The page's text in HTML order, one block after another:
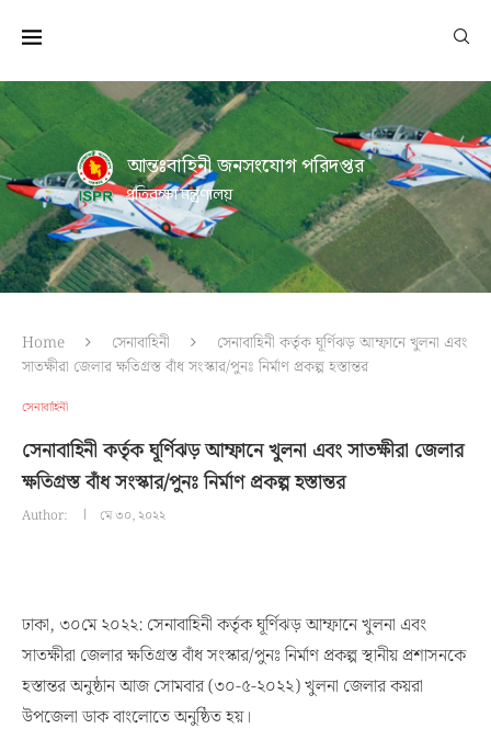
আন্তঃবাহিনী জনসংযোগ পরিদপ্তর
প্রতিরক্ষা মন্ত্রণালয়
Home সেনাবাহিনী
সেনাবাহিনী কর্তৃক ঘূর্ণিঝড় আম্ফানে খুলনা এবং
সাতক্ষীরা জেলার ক্ষতিগ্রস্ত বাঁধ সংস্কার/পুনঃ নির্মাণ প্রকল্প হস্তান্তর
সেনাবাহিনী
সেনাবাহিনী কর্তৃক ঘূর্ণিঝড় আম্ফানে খুলনা এবং সাতক্ষীরা জেলার
ক্ষতিগ্রস্ত বাঁধ সংস্কার/পুনঃ নির্মাণ প্রকল্প হস্তান্তর
Author: মে ৩০, ২০২২
ঢাকা, ৩০মে ২০২২: সেনাবাহিনী কর্তৃক ঘূর্ণিঝড় আম্ফানে খুলনা এবং
সাতক্ষীরা জেলার ক্ষতিগ্রস্ত বাঁধ সংস্কার/পুনঃ নির্মাণ প্রকল্প স্থানীয় প্রশাসনকে
হস্তান্তর অনুষ্ঠান আজ সোমবার (৩০-৫-২০২২) খুলনা জেলার কয়রা
উপজেলা ডাক বাংলোতে অনুষ্ঠিত হয়।